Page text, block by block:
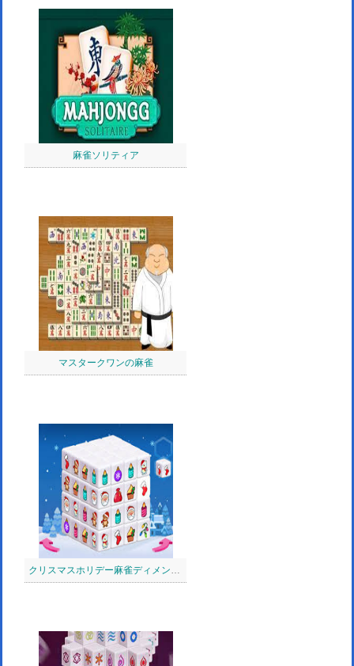
麻雀ソリティア
マスタークワンの麻雀
クリスマスホリデー麻雀ディメンション